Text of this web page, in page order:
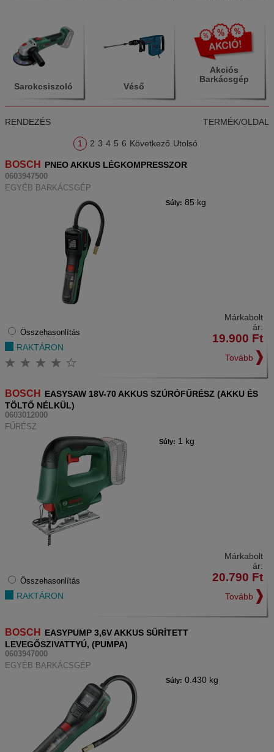
Sarokcsiszoló Véső
Akciós
Barkácsgép
RENDEZÉS TERMÉK/OLDAL
1 2 3 4 5 6 Következő Utolsó
BOSCH PNEO AKKUS LÉGKOMPRESSZOR
0603947500
EGYÉB BARKÁCSGÉP
Súly: 85 kg
Összehasonlítás
RAKTÁRON
Márkabolt
ár:
19.900 Ft
Tovább
BOSCH
EASYSAW 18V-70 AKKUS SZÚRÓFŰRÉSZ (AKKU ÉS
TÖLTŐ NÉLKÜL)
0603012000
FŰRÉSZ
Súly: 1 kg
Összehasonlítás
RAKTÁRON
Márkabolt
ár:
20.790 Ft
Tovább
BOSCH
EASYPUMP 3,6V AKKUS SŰRÍTETT
LEVEGŐSZIVATTYÚ, (PUMPA)
0603947000
EGYÉB BARKÁCSGÉP
Súly: 0.430 kg